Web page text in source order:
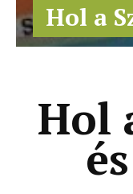
Hol a
Hol